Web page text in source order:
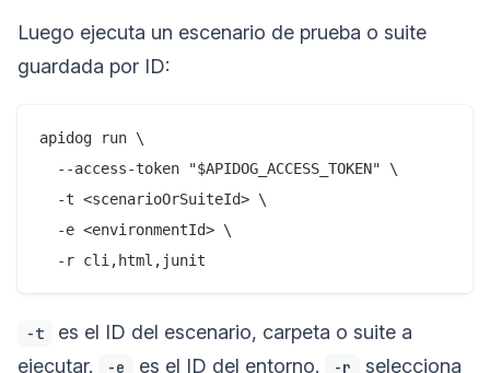
Luego ejecuta un escenario de prueba o suite
guardada por ID:
apidog run \
  --access-token "$APIDOG_ACCESS_TOKEN" \
  -t <scenarioOrSuiteId> \
  -e <environmentId> \
-t
es el ID del escenario, carpeta o suite a
ejecutar.
-e es el ID del entorno. -r selecciona